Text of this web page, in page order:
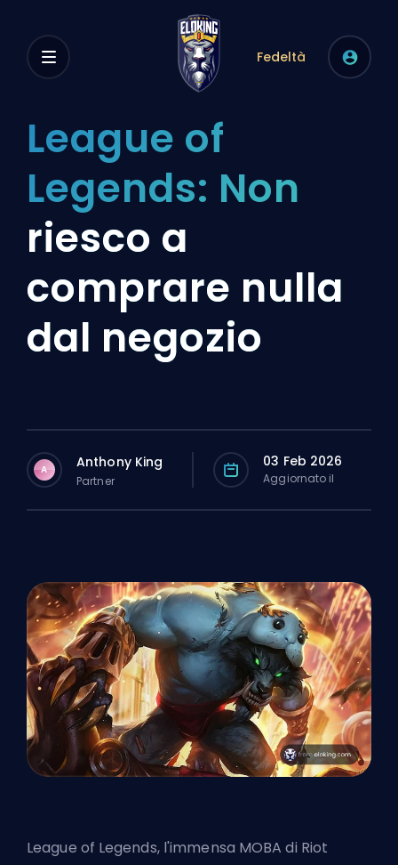
Fedeltà
League of
Legends: Non
riesco a
comprare nulla
dal negozio
A Anthony King
Partner
03 Feb 2026
Aggiornato il
League of Legends, l'immensa MOBA di Riot